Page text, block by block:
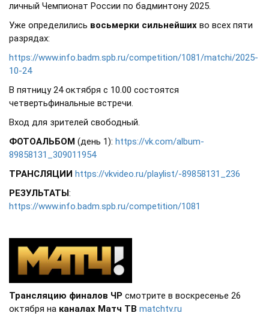
личный Чемпионат России по бадминтону 2025.
Уже определились восьмерки сильнейших во всех пяти
разрядах:
https://www.info.badm.spb.ru/competition/1081/matchi/2025-
10-24
В пятницу 24 октября с 10.00 состоятся
четвертьфинальные встречи.
Вход для зрителей свободный.
ФОТОАЛЬБОМ (день 1): https://vk.com/album-
89858131_309011954
ТРАНСЛЯЦИИ https://vkvideo.ru/playlist/-89858131_236
РЕЗУЛЬТАТЫ:
https://www.info.badm.spb.ru/competition/1081
Трансляцию финалов ЧР смотрите в воскресенье 26
октября на каналах Матч ТВ matchtv.ru